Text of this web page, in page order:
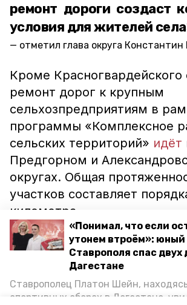
«Понимал, что если
утонем втроём»:
Ставрополя спас двух
Дагестане
Ставрополец Платон Шейн,
спортивных сборах в Дегестане,
ремонт дороги создаст
условия для жителей
отметил глава округа Константин
Кроме Красногвардейского
ремонт дорог к крупным
сельхозпредприятиям в
программы «Комплексное
сельских территорий» идёт
Предгорном и
округах. Общая
участков составляет
километра.
ставропольский край
комплексное развитие сельских